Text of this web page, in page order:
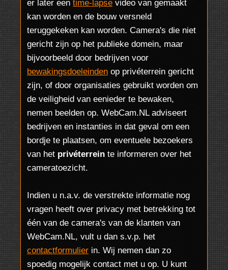
er later een time-lapse video van gemaakt
kan worden en de bouw versneld
teruggekeken kan worden. Camera's die niet
gericht zijn op het publieke domein, maar
bijvoorbeeld door bedrijven voor
bewakingsdoeleinden op privéterrein gericht
zijn, of door organisaties gebruikt worden om
de veiligheid van eenieder te bewaken,
nemen beelden op. WebCam.NL adviseert
bedrijven en instanties in dat geval om een
bordje te plaatsen, om eventuele bezoekers
van het privéterrein te informeren over het
cameratoezicht.
Indien u n.a.v. de verstrekte informatie nog
vragen heeft over privacy met betrekking tot
één van de camera's van de klanten van
WebCam.NL, vult u dan s.v.p. het
contactformulier in. Wij nemen dan zo
spoedig mogelijk contact met u op. U kunt